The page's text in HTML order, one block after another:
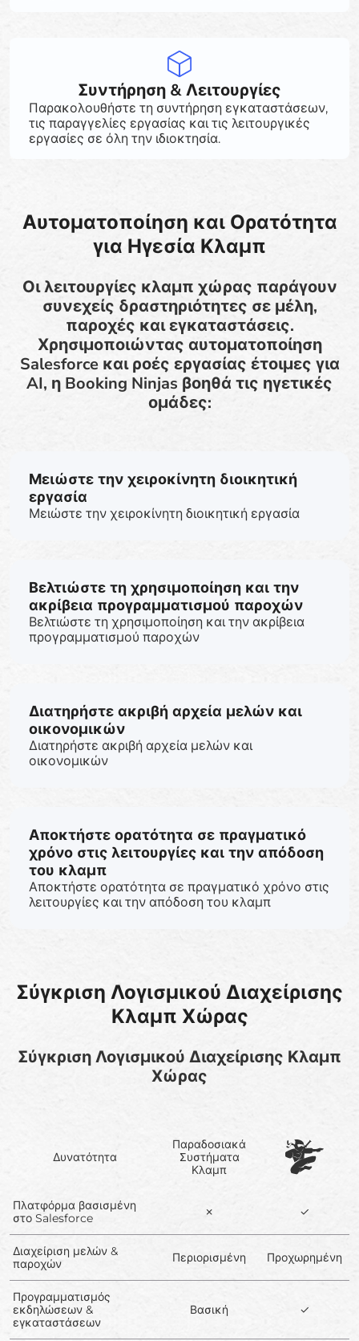
Συντήρηση & Λειτουργίες
Παρακολουθήστε τη συντήρηση εγκαταστάσεων,
τις παραγγελίες εργασίας και τις λειτουργικές
εργασίες σε όλη την ιδιοκτησία.
Αυτοματοποίηση και Ορατότητα
για Ηγεσία Κλαμπ
Οι λειτουργίες κλαμπ χώρας παράγουν
συνεχείς δραστηριότητες σε μέλη,
παροχές και εγκαταστάσεις.
Χρησιμοποιώντας αυτοματοποίηση
Salesforce και ροές εργασίας έτοιμες για
AI, η Booking Ninjas βοηθά τις ηγετικές
ομάδες:
Μειώστε την χειροκίνητη διοικητική
εργασία
Μειώστε την χειροκίνητη διοικητική εργασία
Βελτιώστε τη χρησιμοποίηση και την
ακρίβεια προγραμματισμού παροχών
Βελτιώστε τη χρησιμοποίηση και την ακρίβεια
προγραμματισμού παροχών
Διατηρήστε ακριβή αρχεία μελών και
οικονομικών
Διατηρήστε ακριβή αρχεία μελών και
οικονομικών
Αποκτήστε ορατότητα σε πραγματικό
χρόνο στις λειτουργίες και την απόδοση
του κλαμπ
Αποκτήστε ορατότητα σε πραγματικό χρόνο στις
λειτουργίες και την απόδοση του κλαμπ
Σύγκριση Λογισμικού Διαχείρισης
Κλαμπ Χώρας
Σύγκριση Λογισμικού Διαχείρισης Κλαμπ
Χώρας
Δυνατότητα
Παραδοσιακά
Συστήματα
Κλαμπ
Πλατφόρμα βασισμένη
στο Salesforce
✗ ✓
Διαχείριση μελών &
παροχών
Περιορισμένη Προχωρημένη
Προγραμματισμός
εκδηλώσεων &
εγκαταστάσεων
Βασική ✓